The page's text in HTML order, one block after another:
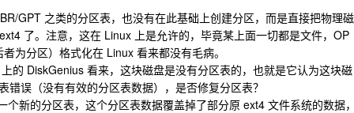
GPT 之类的分区表，也没有在此基础上创建分区，而是直接把物理磁
了。注意，这在 Linux 上是允许的，毕竟某上面一切都是文件，OP
为分区）格式化在 Linux 看来都没有毛病。
的 DiskGenius 看来，这块磁盘是没有分区表的，也就是它认为这块磁
误（没有有效的分区表数据），是否修复分区表？
新的分区表，这个分区表数据覆盖掉了部分原 ext4 文件系统的数据，